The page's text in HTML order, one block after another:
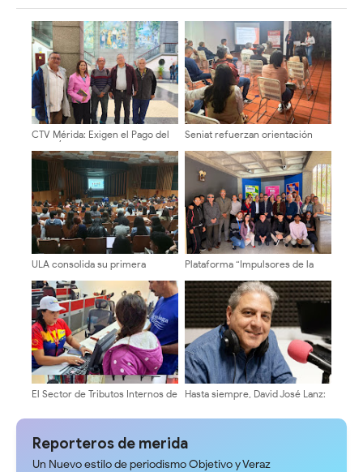
CTV Mérida: Exigen el Pago del
Bono Único Vacacional para
Trabajadores de la Gobernación
Seniat refuerzan orientación
mediante verificaciones y
charlas educativas en Mérida
ULA consolida su primera
Psicología
Plataforma “Impulsores de la
recorre facultades y escuelas
de la ULA
El Sector de Tributos Internos de
servidores públicos al servicio
Hasta siempre, David José Lanz:
micrófono y a la gente
Reporteros de merida
Un Nuevo estilo de periodismo Objetivo y Veraz